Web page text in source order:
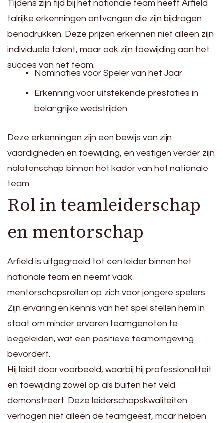
Tijdens zijn tijd bij het nationale team heeft Arfield
talrijke erkenningen ontvangen die zijn bijdragen
benadrukken. Deze prijzen erkennen niet alleen zijn
individuele talent, maar ook zijn toewijding aan het
succes van het team.
Nominaties voor Speler van het Jaar
Erkenning voor uitstekende prestaties in
belangrijke wedstrijden
Deze erkenningen zijn een bewijs van zijn
vaardigheden en toewijding, en vestigen verder zijn
nalatenschap binnen het kader van het nationale
team.
Rol in teamleiderschap
en mentorschap
Arfield is uitgegroeid tot een leider binnen het
nationale team en neemt vaak
mentorschapsrollen op zich voor jongere spelers.
Zijn ervaring en kennis van het spel stellen hem in
staat om minder ervaren teamgenoten te
begeleiden, wat een positieve teamomgeving
bevordert.
Hij leidt door voorbeeld, waarbij hij professionaliteit
en toewijding zowel op als buiten het veld
demonstreert. Deze leiderschapskwaliteiten
verhogen niet alleen de teamgeest, maar helpen